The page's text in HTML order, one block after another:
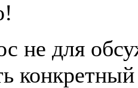
не для